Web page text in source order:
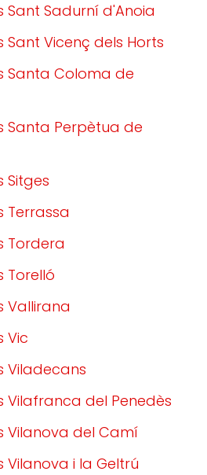
Sant Sadurní d'Anoia
Sant Vicenç dels Horts
Santa Coloma de
Santa Perpètua de
Sitges
Terrassa
Tordera
Torelló
Vallirana
Vic
Viladecans
Vilafranca del Penedès
Vilanova del Camí
Vilanova i la Geltrú